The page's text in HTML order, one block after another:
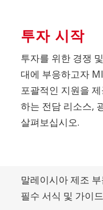
투자 시작
투자를 위한 경쟁
대에 부응하고자
포괄적인 지원을
하는 전담 리소스,
살펴보십시오.
말레이시아 제조
필수 서식 및 가이